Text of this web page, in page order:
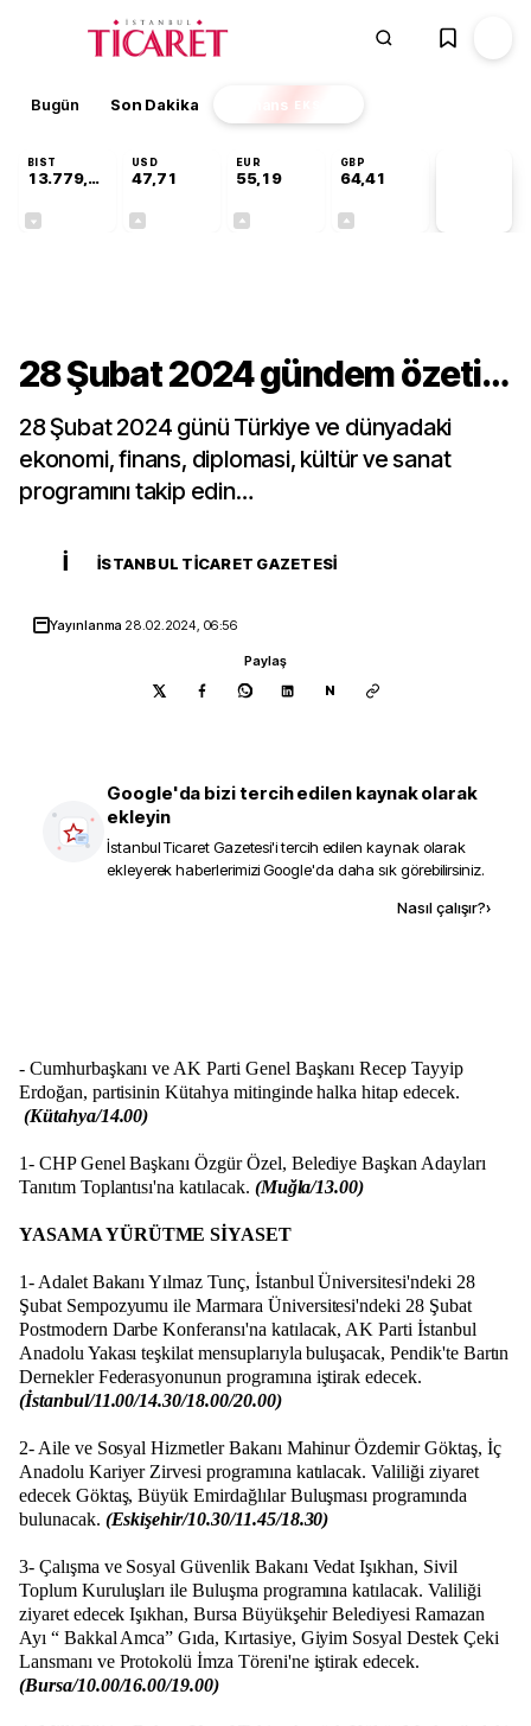
Bugün Son Dakika Finans EKSTRA
BIST
13.779,39
USD
47,71
EUR
55,19
GBP
64,41
28 Şubat 2024 gündem özeti…
28 Şubat 2024 günü Türkiye ve dünyadaki
ekonomi, finans, diplomasi, kültür ve sanat
programını takip edin…
İ İSTANBUL TICARET GAZETESI
Yayınlanma 28.02.2024, 06:56
Paylaş
N
Google'da bizi tercih edilen kaynak olarak
ekleyin
İstanbul Ticaret Gazetesi'i tercih edilen kaynak olarak
ekleyerek haberlerimizi Google'da daha sık görebilirsiniz.
Nasıl çalışır?›
- Cumhurbaşkanı ve AK Parti Genel Başkanı Recep Tayyip
Erdoğan, partisinin Kütahya mitinginde halka hitap edecek.
(Kütahya/14.00)
1- CHP Genel Başkanı Özgür Özel, Belediye Başkan Adayları
Tanıtım Toplantısı'na katılacak. (Muğla/13.00)
YASAMA YÜRÜTME SİYASET
1- Adalet Bakanı Yılmaz Tunç, İstanbul Üniversitesi'ndeki 28
Şubat Sempozyumu ile Marmara Üniversitesi'ndeki 28 Şubat
Postmodern Darbe Konferansı'na katılacak, AK Parti İstanbul
Anadolu Yakası teşkilat mensuplarıyla buluşacak, Pendik'te Bartın
Dernekler Federasyonunun programına iştirak edecek.
(İstanbul/11.00/14.30/18.00/20.00)
2- Aile ve Sosyal Hizmetler Bakanı Mahinur Özdemir Göktaş, İç
Anadolu Kariyer Zirvesi programına katılacak. Valiliği ziyaret
edecek Göktaş, Büyük Emirdağlılar Buluşması programında
bulunacak. (Eskişehir/10.30/11.45/18.30)
3- Çalışma ve Sosyal Güvenlik Bakanı Vedat Işıkhan, Sivil
Toplum Kuruluşları ile Buluşma programına katılacak. Valiliği
ziyaret edecek Işıkhan, Bursa Büyükşehir Belediyesi Ramazan
Ayı “ Bakkal Amca” Gıda, Kırtasiye, Giyim Sosyal Destek Çeki
Lansmanı ve Protokolü İmza Töreni'ne iştirak edecek.
(Bursa/10.00/16.00/19.00)